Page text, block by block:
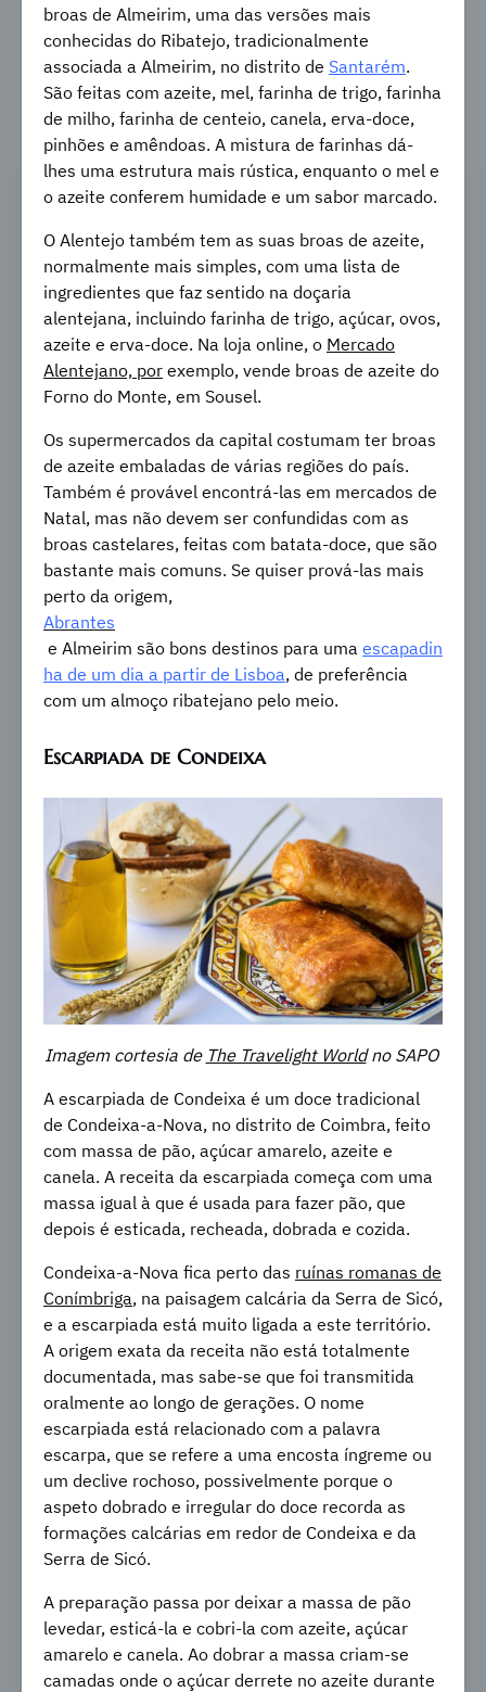
broas de Almeirim, uma das versões mais
conhecidas do Ribatejo, tradicionalmente
associada a Almeirim, no distrito de Santarém.
São feitas com azeite, mel, farinha de trigo, farinha
de milho, farinha de centeio, canela, erva-doce,
pinhões e amêndoas. A mistura de farinhas dá-
lhes uma estrutura mais rústica, enquanto o mel e
o azeite conferem humidade e um sabor marcado.
O Alentejo também tem as suas broas de azeite,
normalmente mais simples, com uma lista de
ingredientes que faz sentido na doçaria
alentejana, incluindo farinha de trigo, açúcar, ovos,
azeite e erva-doce. Na loja online, o Mercado
Alentejano, por exemplo, vende broas de azeite do
Forno do Monte, em Sousel.
Os supermercados da capital costumam ter broas
de azeite embaladas de várias regiões do país.
Também é provável encontrá-las em mercados de
Natal, mas não devem ser confundidas com as
broas castelares, feitas com batata-doce, que são
bastante mais comuns. Se quiser prová-las mais
perto da origem,
Abrantes
e Almeirim são bons destinos para uma escapadin
ha de um dia a partir de Lisboa, de preferência
com um almoço ribatejano pelo meio.
Escarpiada de Condeixa
Imagem cortesia de The Travelight Worldno SAPO
A escarpiada de Condeixa é um doce tradicional
de Condeixa-a-Nova, no distrito de Coimbra, feito
com massa de pão, açúcar amarelo, azeite e
canela. A receita da escarpiada começa com uma
massa igual à que é usada para fazer pão, que
depois é esticada, recheada, dobrada e cozida.
Condeixa-a-Nova fica perto das ruínas romanas de
Conímbriga, na paisagem calcária da Serra de Sicó,
e a escarpiada está muito ligada a este território.
A origem exata da receita não está totalmente
documentada, mas sabe-se que foi transmitida
oralmente ao longo de gerações. O nome
escarpiada está relacionado com a palavra
escarpa, que se refere a uma encosta íngreme ou
um declive rochoso, possivelmente porque o
aspeto dobrado e irregular do doce recorda as
formações calcárias em redor de Condeixa e da
Serra de Sicó.
A preparação passa por deixar a massa de pão
levedar, esticá-la e cobri-la com azeite, açúcar
amarelo e canela. Ao dobrar a massa criam-se
camadas onde o açúcar derrete no azeite durante